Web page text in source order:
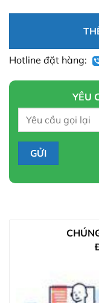
Hotline đặt hàng:
YÊU